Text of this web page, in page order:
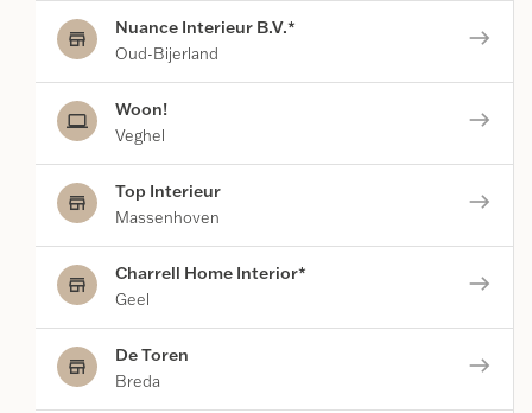
store
Nuance Interieur B.V.*
Oud-Bijerland
east
computer
Woon!
Veghel
east
store
Top Interieur
Massenhoven
east
store
Charrell Home Interior*
Geel
east
store
De Toren
Breda
east